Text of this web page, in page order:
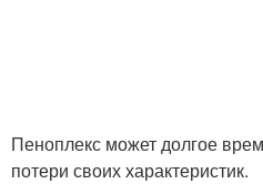
Пеноплекс может долгое
потери своих характеристик.